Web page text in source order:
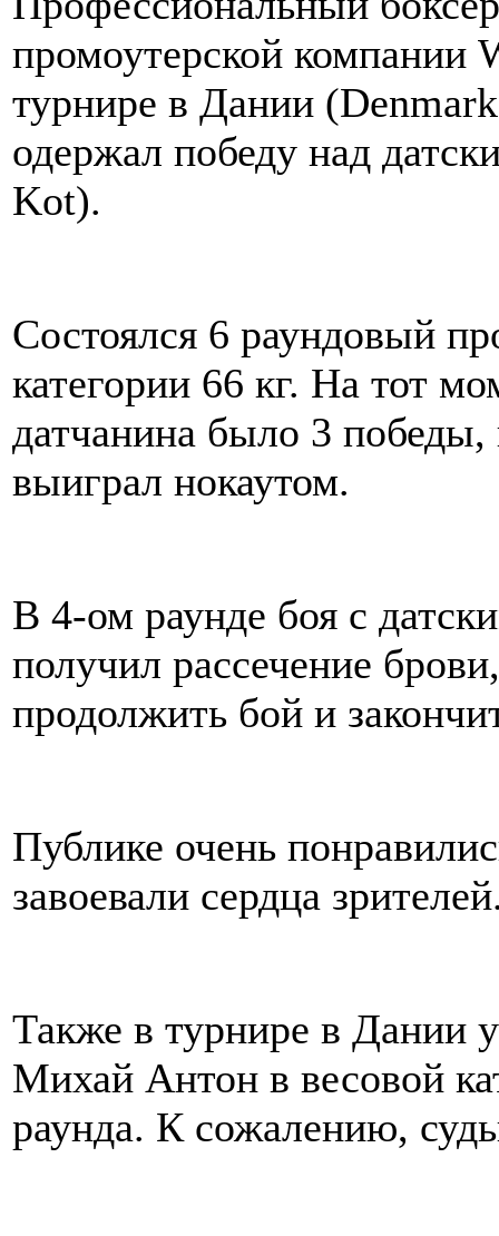
промоутерской компании
турнире в Дании
одержал победу над
Kot).
Состоялся 6 раундовый
категории 66 кг. На тот
датчанина было 3
выиграл нокаутом.
В 4-ом раунде боя с
получил рассечение
продолжить бой и
Публике очень
завоевали сердца
Также в турнире в Дании
Михай Антон в весовой
раунда. К сожалению,